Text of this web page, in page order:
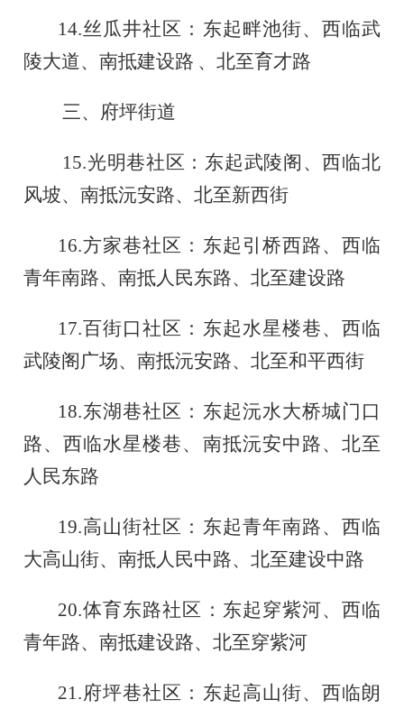
14.丝瓜井社区：东起畔池街、西临武
陵大道、南抵建设路 、北至育才路
三、府坪街道
15.光明巷社区：东起武陵阁、西临北
风坡、南抵沅安路、北至新西街
16.方家巷社区：东起引桥西路、西临
青年南路、南抵人民东路、北至建设路
17.百街口社区：东起水星楼巷、西临
武陵阁广场、南抵沅安路、北至和平西街
18.东湖巷社区：东起沅水大桥城门口
路、西临水星楼巷、南抵沅安中路、北至
人民东路
19.高山街社区：东起青年南路、西临
大高山街、南抵人民中路、北至建设中路
20.体育东路社区：东起穿紫河、西临
青年路、南抵建设路、北至穿紫河
21.府坪巷社区：东起高山街、西临朗